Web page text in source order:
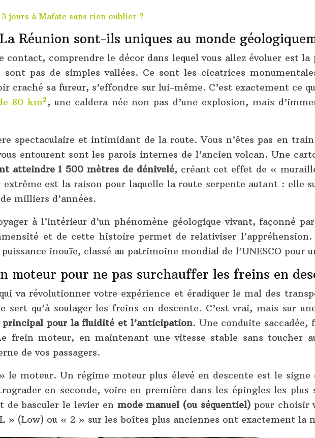
jours à Mafate sans rien oublier ?
Réunion sont-ils uniques au monde
comprendre le décor dans lequel vous allez évoluer est la
pas de simples vallées. Ce sont les cicatrices
craché sa fureur, s’effondre sur lui-même. C’est exactement ce
80 km², une caldera née non pas d’une explosion, mais
spectaculaire et intimidant de la route. Vous n’êtes pas en
entourent sont les parois internes de l’ancien volcan. Une
atteindre 1 500 mètres de dénivelé, créant cet effet de «
est la raison pour laquelle la route serpente autant : elle
milliers d’années.
à l’intérieur d’un phénomène géologique vivant, façonné
et de cette histoire permet de relativiser
puissance inouïe, classé au patrimoine mondial de l’UNESCO pour
moteur pour ne pas surchauffer les freins en
va révolutionner votre expérience et éradiquer le mal des
sert qu’à soulager les freins en descente. C’est vrai, mais sur
pour la fluidité et l’anticipation. Une conduite saccadée,
frein moteur, en maintenant une vitesse stable sans toucher
de vos passagers.
moteur. Un régime moteur plus élevé en descente est le signe
en seconde, voire en première dans les épingles les plus
de basculer le levier en mode manuel (ou séquentiel)pour choisir
» (Low) ou « 2 » sur les boîtes plus anciennes ont exactement la